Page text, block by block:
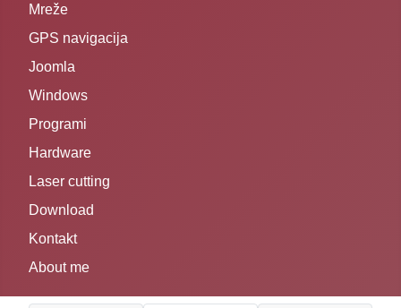
Mreže
GPS navigacija
Joomla
Windows
Programi
Hardware
Laser cutting
Download
Kontakt
About me